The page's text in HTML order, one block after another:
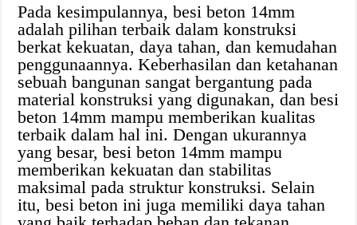
Pada kesimpulannya, besi beton 14mm
adalah pilihan terbaik dalam konstruksi
berkat kekuatan, daya tahan, dan kemudahan
penggunaannya. Keberhasilan dan ketahanan
sebuah bangunan sangat bergantung pada
material konstruksi yang digunakan, dan besi
beton 14mm mampu memberikan kualitas
terbaik dalam hal ini. Dengan ukurannya
yang besar, besi beton 14mm mampu
memberikan kekuatan dan stabilitas
maksimal pada struktur konstruksi. Selain
itu, besi beton ini juga memiliki daya tahan